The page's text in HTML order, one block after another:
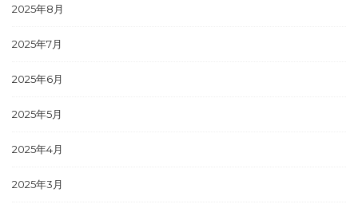
2025年8月
2025年7月
2025年6月
2025年5月
2025年4月
2025年3月